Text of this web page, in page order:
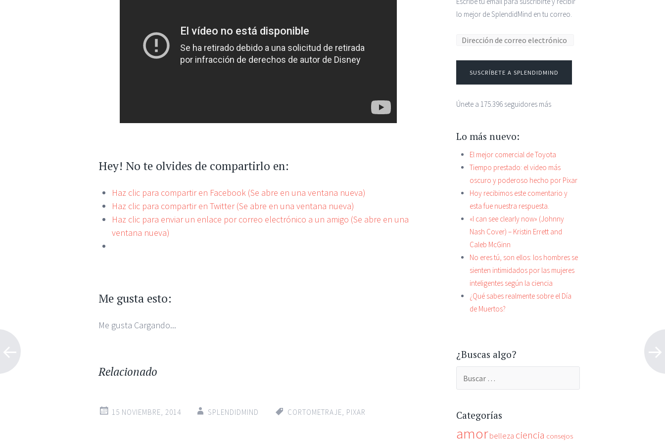
Hey! No te olvides de compartirlo en:
Haz clic para compartir en Facebook (Se abre en una ventana nueva)
Haz clic para compartir en Twitter (Se abre en una ventana nueva)
Haz clic para enviar un enlace por correo electrónico a un amigo (Se abre en una
ventana nueva)
Me gusta esto:
Me gusta Cargando...
Relacionado
15 NOVIEMBRE, 2014 SPLENDIDMIND CORTOMETRAJE, PIXAR
lo mejor de SplendidMind en tu correo.
Dirección de correo electrónico:
SUSCRÍBETE A SPLENDIDMIND
Únete a 175.396 seguidores más
Lo más nuevo:
El mejor comercial de Toyota
Tiempo prestado: el video más
oscuro y poderoso hecho por Pixar
Hoy recibimos este comentario y
esta fue nuestra respuesta.
«I can see clearly now» (Johnny
Nash Cover) – Kristin Errett and
Caleb McGinn
No eres tú, son ellos: los hombres se
sienten intimidados por las mujeres
inteligentes según la ciencia
¿Qué sabes realmente sobre el Día
de Muertos?
¿Buscas algo?
Categorías
amor belleza ciencia consejos